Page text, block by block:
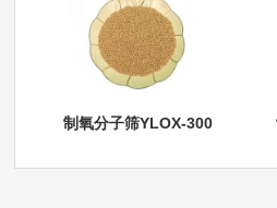
制氧分子筛YLOX-300